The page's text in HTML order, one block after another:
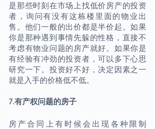
是那些时刻在市场上找低价房产的投资
者，询问有没有这栋楼里面的物业出
售。他们一般的出价都是半价起。如果
你是那种遇到事情先躲的性格，直接不
考虑有物业问题的房产就好。如果你是
有经验有冲劲的投资者，可以多下心思
研究一下。投资好不好，决定因素之一
就是入手的价格低不低。
7.有产权问题的房子
房产合同上有时候会出现各种限制